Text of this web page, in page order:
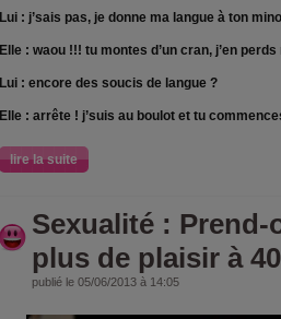
Lui : j’sais pas, je donne ma langue à ton
Elle : waou !!! tu montes d’un cran, j’en
Lui : encore des soucis de langue ?
Elle : arrête ! j’suis au boulot et tu
lire la suite
Sexualité :
plus de plaisir à
publié le 05/06/2013 à 14:05